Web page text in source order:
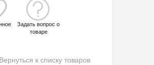
Задать вопрос о
товаре
Вернуться к списку товаров